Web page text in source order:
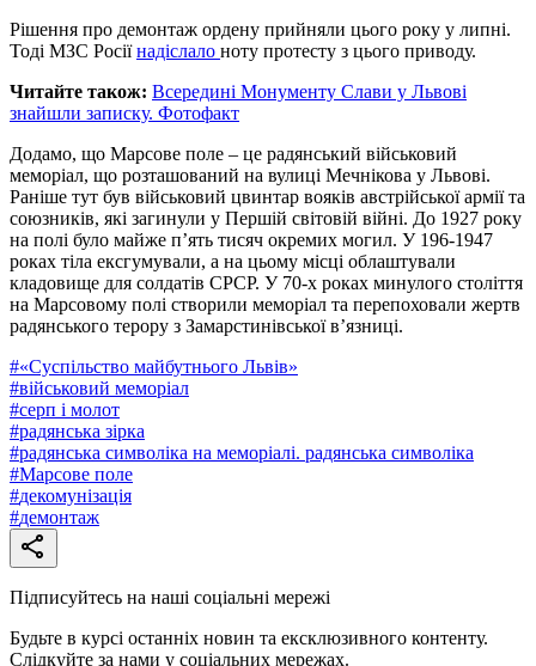
Рішення про демонтаж ордену прийняли цього року у липні.
Тоді МЗС Росіїнадіслало ноту протесту з цього приводу.
Читайте також: Всередині Монументу Слави у Львові
знайшли записку. Фотофакт
Додамо, що Марсове поле – це радянський військовий
меморіал, що розташований на вулиці Мечнікова у Львові.
Раніше тут був військовий цвинтар вояків австрійської армії та
союзників, які загинули у Першій світовій війні. До 1927 року
на полі було майже п’ять тисяч окремих могил. У 196-1947
роках тіла ексгумували, а на цьому місці облаштували
кладовище для солдатів СРСР. У 70-х роках минулого століття
на Марсовому полі створили меморіал та перепоховали жертв
радянського терору з Замарстинівської в’язниці.
#«Суспільство майбутнього Львів»
#військовий меморіал
#серп і молот
#радянська зірка
#радянська символіка на меморіалі. радянська символіка
#Марсове поле
#декомунізація
#демонтаж
Підписуйтесь на наші соціальні мережі
Будьте в курсі останніх новин та ексклюзивного контенту.
Слідкуйте за нами у соціальних мережах.